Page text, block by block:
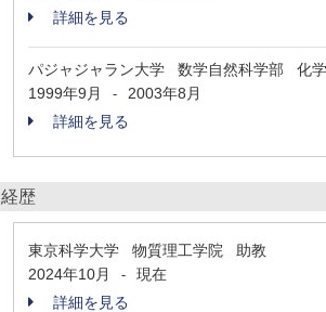
詳細を見る
パジャジャラン大学 数学自然科学部 化学
1999年9月
-
2003年8月
詳細を見る
経歴
東京科学大学 物質理工学院 助教
2024年10月
-
現在
詳細を見る